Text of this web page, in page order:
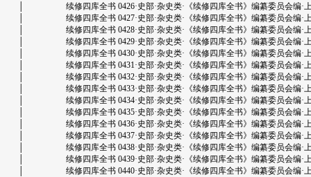
│ 续修四库全书 0426·史部·杂史类·《续修四库全书》编纂委员会编·上
│ 续修四库全书 0427·史部·杂史类·《续修四库全书》编纂委员会编·上
│ 续修四库全书 0428·史部·杂史类·《续修四库全书》编纂委员会编·上
│ 续修四库全书 0429·史部·杂史类·《续修四库全书》编纂委员会编·上
│ 续修四库全书 0430·史部·杂史类·《续修四库全书》编纂委员会编·上
│ 续修四库全书 0431·史部·杂史类·《续修四库全书》编纂委员会编·上
│ 续修四库全书 0432·史部·杂史类·《续修四库全书》编纂委员会编·上
│ 续修四库全书 0433·史部·杂史类·《续修四库全书》编纂委员会编·上
│ 续修四库全书 0434·史部·杂史类·《续修四库全书》编纂委员会编·上
│ 续修四库全书 0435·史部·杂史类·《续修四库全书》编纂委员会编·上
│ 续修四库全书 0436·史部·杂史类·《续修四库全书》编纂委员会编·上
│ 续修四库全书 0437·史部·杂史类·《续修四库全书》编纂委员会编·上
│ 续修四库全书 0438·史部·杂史类·《续修四库全书》编纂委员会编·上
│ 续修四库全书 0439·史部·杂史类·《续修四库全书》编纂委员会编·上
│ 续修四库全书 0440·史部·杂史类·《续修四库全书》编纂委员会编·上